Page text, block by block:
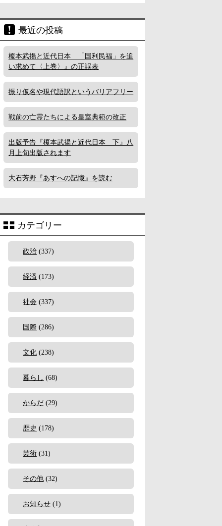
最近の投稿
榎本武揚と近代日本 「国利民福」を追
い求めて〈上巻〉』の正誤表
振り仮名や現代語訳というバリアフリー
戦前の亡霊たちによる皇室典範の改正
出版予告『榎本武揚と近代日本 下』八
月上旬出版されます
大石芳野『あすへの記憶』を読む
カテゴリー
政治 (337)
経済 (173)
社会 (337)
国際 (286)
文化 (238)
暮らし (68)
からだ (29)
歴史 (178)
芸術 (31)
その他 (32)
お知らせ (1)